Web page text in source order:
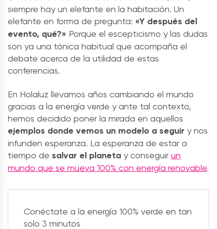
siempre hay un elefante en la habitación. Un
elefante en forma de pregunta: «Y después del
evento, qué?» Porque el escepticismo y las dudas
son ya una tónica habitual que acompaña el
debate acerca de la utilidad de estas
conferencias.
En Holaluz llevamos años cambiando el mundo
gracias a la energía verde y ante tal contexto,
hemos decidido poner la mirada en aquellos
ejemplos donde vemos un modelo a seguir y nos
infunden esperanza. La esperanza de estar a
tiempo de salvar el planeta y conseguir un
mundo que se mueva 100% con energía renovable.
Conéctate a la energía 100% verde en tan
solo 3 minutos